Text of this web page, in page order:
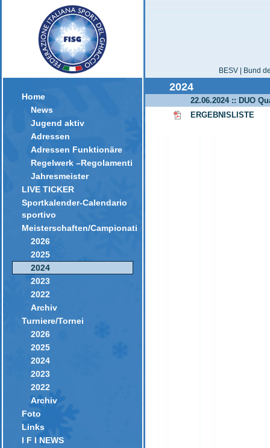
Home
News
Jugend aktiv
Adressen
Adressen Funktionäre
Regelwerk –Regolamenti
Jahresmeister
LIVE TICKER
Sportkalender-Calendario
sportivo
Meisterschaften/Campionati
2026
2025
2024
2023
2022
Archiv
Turniere/Tornei
2026
2025
2024
2023
2022
Archiv
Foto
Links
I F I NEWS
BESV | Bund
2024
22.06.2024 :: DUO
ERGEBNISLISTE